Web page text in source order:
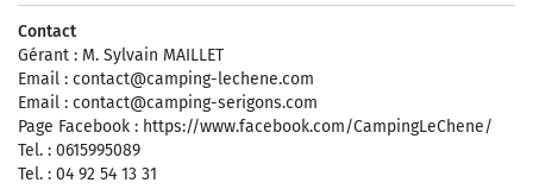
Contact
Gérant : M. Sylvain MAILLET
Email : contact@camping-lechene.com
Email : contact@camping-serigons.com
Page Facebook : https://www.facebook.com/CampingLeChene/
Tel. : 0615995089
Tel. : 04 92 54 13 31